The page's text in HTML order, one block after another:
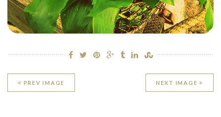
PREV IMAGE NEXT IMAGE